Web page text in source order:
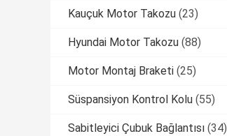
Kauçuk Motor Takozu (23)
Hyundai Motor Takozu (88)
Motor Montaj Braketi (25)
Süspansiyon Kontrol Kolu (55)
Sabitleyici Çubuk Bağlantısı (34)